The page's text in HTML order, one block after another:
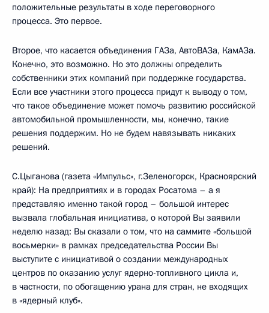
положительные результаты в ходе переговорного
процесса. Это первое.
Второе, что касается объединения ГАЗа, АвтоВАЗа, КамАЗа.
Конечно, это возможно. Но это должны определить
собственники этих компаний при поддержке государства.
Если все участники этого процесса придут к выводу о том,
что такое объединение может помочь развитию российской
автомобильной промышленности, мы, конечно, такие
решения поддержим. Но не будем навязывать никаких
решений.
С.Цыганова (газета «Импульс», г.Зеленогорск, Красноярский
край): На предприятиях и в городах Росатома – а я
представляю именно такой город – большой интерес
вызвала глобальная инициатива, о которой Вы заявили
неделю назад: Вы сказали о том, что на саммите «большой
восьмерки» в рамках председательства России Вы
выступите с инициативой о создании международных
центров по оказанию услуг ядерно-топливного цикла и,
в частности, по обогащению урана для стран, не входящих
в «ядерный клуб».